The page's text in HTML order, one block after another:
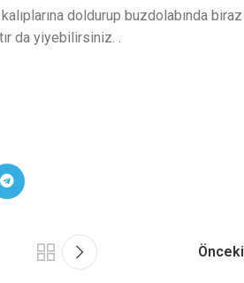
doldurup buzdolabında biraz
da yiyebilirsiniz. .
Önceki